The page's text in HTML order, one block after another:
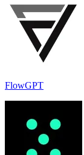
FlowGPT